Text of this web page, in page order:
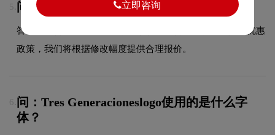
5. 问：额外修改如何收费？
答：超出合同约定范围的额外修改，请咨询客服获取具体优惠
政策，我们将根据修改幅度提供合理报价。
6. 问：Tres Generacioneslogo使用的是什么字
体？
立即咨询